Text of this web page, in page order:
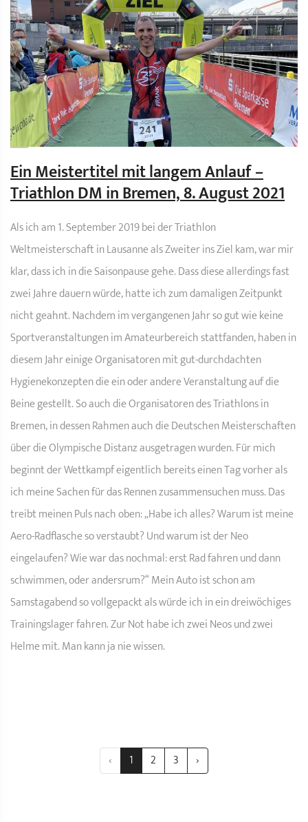
Ein Meistertitel mit langem Anlauf –
Triathlon DM in Bremen, 8. August 2021
Als ich am 1. September 2019 bei der Triathlon
Weltmeisterschaft in Lausanne als Zweiter ins Ziel kam, war mir
klar, dass ich in die Saisonpause gehe. Dass diese allerdings fast
zwei Jahre dauern würde, hatte ich zum damaligen Zeitpunkt
nicht geahnt. Nachdem im vergangenen Jahr so gut wie keine
Sportveranstaltungen im Amateurbereich stattfanden, haben in
diesem Jahr einige Organisatoren mit gut-durchdachten
Hygienekonzepten die ein oder andere Veranstaltung auf die
Beine gestellt. So auch die Organisatoren des Triathlons in
Bremen, in dessen Rahmen auch die Deutschen Meisterschaften
über die Olympische Distanz ausgetragen wurden. Für mich
beginnt der Wettkampf eigentlich bereits einen Tag vorher als
ich meine Sachen für das Rennen zusammensuchen muss. Das
treibt meinen Puls nach oben: „Habe ich alles? Warum ist meine
Aero-Radflasche so verstaubt? Und warum ist der Neo
eingelaufen? Wie war das nochmal: erst Rad fahren und dann
schwimmen, oder andersrum?“ Mein Auto ist schon am
Samstagabend so vollgepackt als würde ich in ein dreiwöchiges
Trainingslager fahren. Zur Not habe ich zwei Neos und zwei
Helme mit. Man kann ja nie wissen.
‹ 1 2 3 ›